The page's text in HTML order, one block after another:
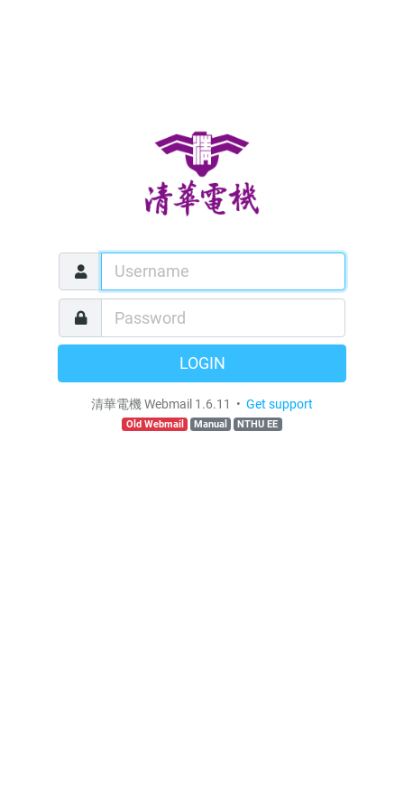
LOGIN
清華電機 Webmail 1.6.11 • Get support
Old Webmail Manual NTHU EE